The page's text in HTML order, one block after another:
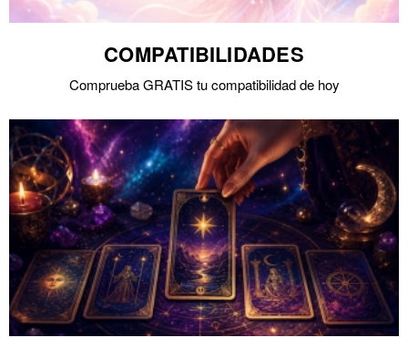
COMPATIBILIDADES
Comprueba GRATIS tu compatibilidad de hoy